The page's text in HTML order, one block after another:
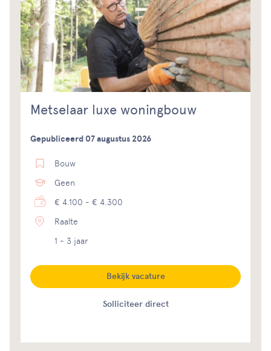
Metselaar luxe woningbouw
Gepubliceerd 07 augustus 2026
Bouw
Geen
€ 4.100 - € 4.300
Raalte
1 - 3 jaar
Solliciteer direct
Bekijk vacature